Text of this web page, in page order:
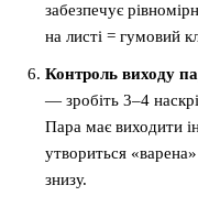
забезпечує
на листі = гумовий
Контроль виходу
— зробіть 3–4
Пара має виходити
утвориться
знизу.